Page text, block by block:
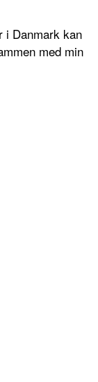
i Danmark kan
med min